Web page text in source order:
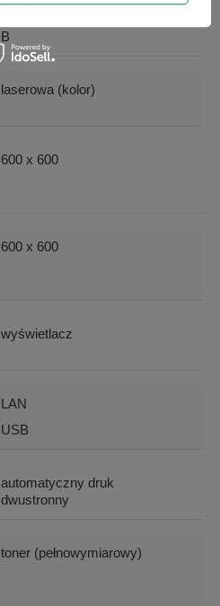
B
laserowa (kolor)
600 x 600
600 x 600
wyświetlacz
LAN
USB
automatyczny druk
dwustronny
toner (pełnowymiarowy)